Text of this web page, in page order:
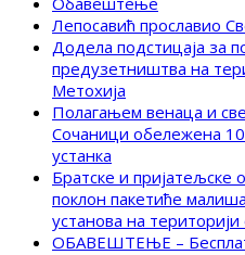
Лепосавић прославио
Додела подстицаја за
предузетништва на
Метохија
Полагањем венаца и
Сочаници обележена
устанка
Братске и пријатељске
поклон пакетиће
установа на
ОБАВЕШТЕЊЕ –